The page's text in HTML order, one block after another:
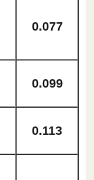
0.077
0.099
0.113